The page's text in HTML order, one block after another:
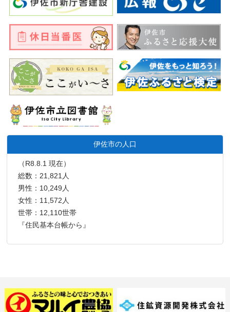
伊佐市の人口
（R8.8.1 現在）
総数：21,821人
男性：10,249人
女性：11,572人
世帯：12,110世帯
『住民基本台帳から』